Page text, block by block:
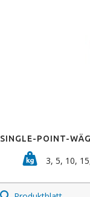
SINGLE-POINT-
3, 5, 10,